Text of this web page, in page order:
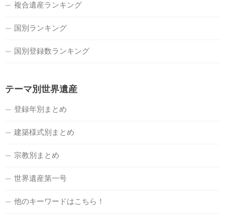
複合遺産ランキング
国別ランキング
国別登録数ランキング
テーマ別世界遺産
登録年別まとめ
建築様式別まとめ
宗教別まとめ
世界遺産第一号
他のキーワードはこちら！